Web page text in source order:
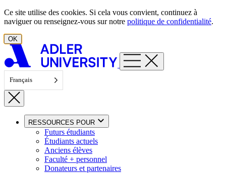
Aller au contenu
Ce site utilise des cookies. Si cela vous convient, continuez à
naviguer ou renseignez-vous sur notre politique de confidentialité.
OK
Français
RESSOURCES POUR
Futurs étudiants
Étudiants actuels
Anciens élèves
Faculté + personnel
Donateurs et partenaires